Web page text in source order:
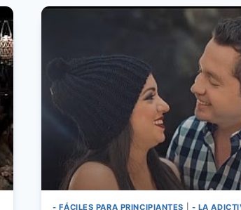
- FÁCILES PARA PRINCIPIANTES
- LA